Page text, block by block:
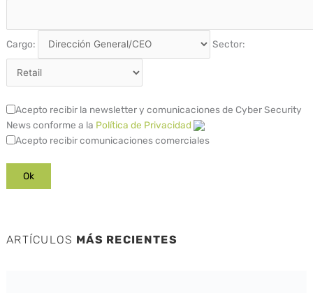
Cargo: Sector:
Acepto recibir la newsletter y comunicaciones de Cyber Security
News conforme a la Política de Privacidad
Acepto recibir comunicaciones comerciales
ARTÍCULOS MÁS RECIENTES